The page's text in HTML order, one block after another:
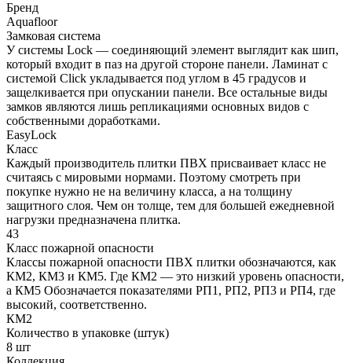
Бренд
Aquafloor
Замковая система
У системы Lock — соединяющий элемент выглядит как шип,
который входит в паз на другой стороне панели. Ламинат с
системой Click укладывается под углом в 45 градусов и
защелкивается при опускании панели. Все остальные виды
замков являются лишь репликациями основных видов с
собственными доработками.
EasyLock
Класс
Каждый производитель плитки ПВХ присваивает класс не
считаясь с мировыми нормами. Поэтому смотреть при
покупке нужно не на величину класса, а на толщину
защитного слоя. Чем он толще, тем для большей ежедневной
нагрузки предназначена плитка.
43
Класс пожарной опасности
Классы пожарной опасности ПВХ плитки обозначаются, как
КМ2, КМ3 и КМ5. Где КМ2 — это низкий уровень опасности,
а КМ5 Обозначается показателями РП1, РП2, РП3 и РП4, где
высокий, соответственно.
КМ2
Количество в упаковке (штук)
8 шт